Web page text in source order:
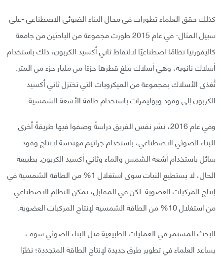
كذلك حقق العلماء تطورات في مجال البناء الضوئي الاصطناعي -على
سبيل المثال- في عام 2015 طورت مجموعة من الباحثين من جامعة
كاليفورنيا نظامًا اصطناعيًا لالتقاط ثاني أكسيد الكربون، ذلك باستخدام
أسلاك نانوية، وهي أسلاك يبلغ قطرها جزءًا من مليار جزء من المتر.
تُغذى الأسلاك بمجموعة من الميكروبات التي تختزل ثاني أكسيد
الكربون إلى وقود وبوليمرات باستخدام طاقة الأشعة الشمسية.
وفي عام 2016، نشر نفس الفريق دراسةً وصفوا فيها طريقةً أخرى
للبناء الضوئي الاصطناعي، باستخدام جراثيم مهندسة لإنتاج وقود
سائل باستخدام أشعة الشمس والماء وثاني أكسيد الكربون. بطبيعة
الحال، لا يستطيع النبات سوى استغلال 1% من الطاقة الشمسية في
إنتاج المركبات العضوية. لكن في المقابل، تمكن النظام الاصطناعي
من استغلال 10% من الطاقة الشمسية لإنتاج المركبات العضوية.
البحث المستمر في العمليات الطبيعية مثل البناء الضوئي سوف
يساعد العلماء في تطوير طرق جديدة لإنتاج الطاقة المتجددة؛ نظرًا